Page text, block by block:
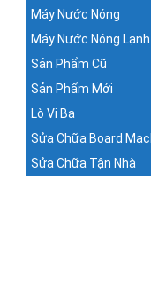
Máy Nước Nóng
Máy Nước Nóng Lạnh
Sản Phẩm Cũ
Sản Phẩm Mới
Lò Vi Ba
Sửa Chữa Board
Sửa Chữa Tận Nhà